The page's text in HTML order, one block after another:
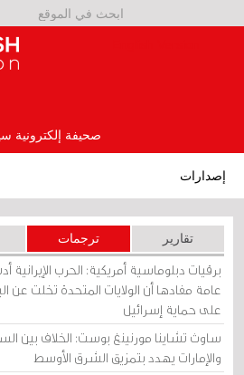
صحيفة إلكترونية
إصدارات
تقارير ترجمات
برقيات دبلوماسية أمريكية: الحرب الإيرانية
عامة مفادها أن الولايات المتحدة تخلت عن
على حماية إسرائيل
ساوث تشاينا مورنينغ بوست: الخلاف بين
والإمارات يهدد بتمزيق الشرق الأوسط